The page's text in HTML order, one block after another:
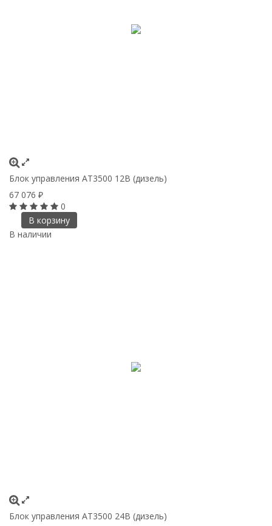
Блок управления АТ3500 12В (дизель)
67 076 ₽
0
В корзину
В наличии
Блок управления АТ3500 24В (дизель)